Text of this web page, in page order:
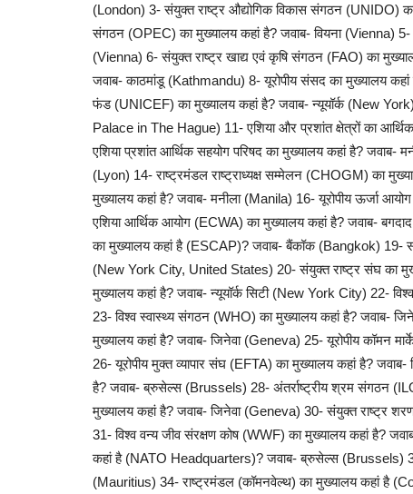
(London) 3- संयुक्त राष्ट्र औद्योगिक विकास संगठन (UNIDO)
संगठन (OPEC) का मुख्यालय कहां है? जवाब- वियना (Vienna) 5-
(Vienna) 6- संयुक्त राष्ट्र खाद्य एवं कृषि संगठन (FAO) का
जवाब- काठमांडू (Kathmandu) 8- यूरोपीय संसद का मुख्यालय
फंड (UNICEF) का मुख्यालय कहां है? जवाब- न्यूयॉर्क (New
Palace in The Hague) 11- एशिया और प्रशांत क्षेत्रों का
एशिया प्रशांत आर्थिक सहयोग परिषद का मुख्यालय कहां है?
(Lyon) 14- राष्ट्रमंडल राष्ट्राध्यक्ष सम्मेलन (CHOGM) का
मुख्यालय कहां है? जवाब- मनीला (Manila) 16- यूरोपीय ऊर्जा
एशिया आर्थिक आयोग (ECWA) का मुख्यालय कहां है? जवाब-
का मुख्यालय कहां है (ESCAP)? जवाब- बैंकॉक (Bangkok) 19-
(New York City, United States) 20- संयुक्त राष्ट्र संघ का
मुख्यालय कहां है? जवाब- न्यूयॉर्क सिटी (New York City) 22-
23- विश्व स्वास्थ्य संगठन (WHO) का मुख्यालय कहां है? जवाब-
मुख्यालय कहां है? जवाब- जिनेवा (Geneva) 25- यूरोपीय कॉमन
26- यूरोपीय मुक्त व्यापार संघ (EFTA) का मुख्यालय कहां है?
है? जवाब- ब्रुसेल्स (Brussels) 28- अंतर्राष्ट्रीय श्रम संगठन
मुख्यालय कहां है? जवाब- जिनेवा (Geneva) 30- संयुक्त राष्ट्र
31- विश्व वन्य जीव संरक्षण कोष (WWF) का मुख्यालय कहां है?
कहां है (NATO Headquarters)? जवाब- ब्रुसेल्स (Brussels)
(Mauritius) 34- राष्ट्रमंडल (कॉमनवेल्थ) का मुख्यालय कहां है
अजब गज़ब
न पढ़ाई-लिखाई न ढंग की नौकरी फिर भी
लाखों में!...
admin Jan 7, 2024 0 908
आप अगर सोचते हैं कि सामान की डिलीवरी करने वाले ड्राइवर्स हमेशा
हैं,...